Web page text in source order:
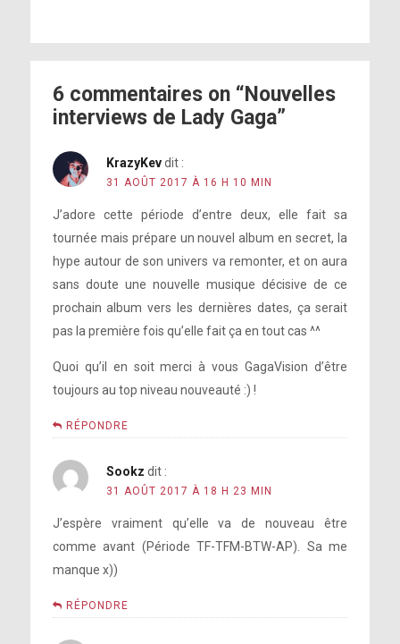
6 commentaires on “Nouvelles
interviews de Lady Gaga”
KrazyKev dit :
31 AOÛT 2017 À 16 H 10 MIN
J’adore cette période d’entre deux, elle fait sa
tournée mais prépare un nouvel album en secret, la
hype autour de son univers va remonter, et on aura
sans doute une nouvelle musique décisive de ce
prochain album vers les dernières dates, ça serait
pas la première fois qu’elle fait ça en tout cas ^^
Quoi qu’il en soit merci à vous GagaVision d’être
toujours au top niveau nouveauté :) !
RÉPONDRE
Sookz dit :
31 AOÛT 2017 À 18 H 23 MIN
J’espère vraiment qu’elle va de nouveau être
comme avant (Période TF-TFM-BTW-AP). Sa me
manque x))
RÉPONDRE